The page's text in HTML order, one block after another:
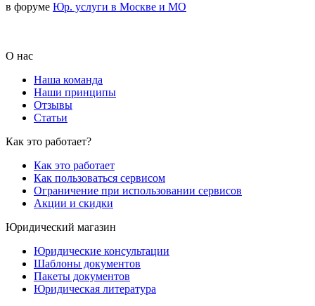
в форуме Юр. услуги в Москве и МО
О нас
Наша команда
Наши принципы
Отзывы
Статьи
Как это работает?
Как это работает
Как пользоваться сервисом
Ограничение при использовании сервисов
Акции и скидки
Юридический магазин
Юридические консультации
Шаблоны документов
Пакеты документов
Юридическая литература